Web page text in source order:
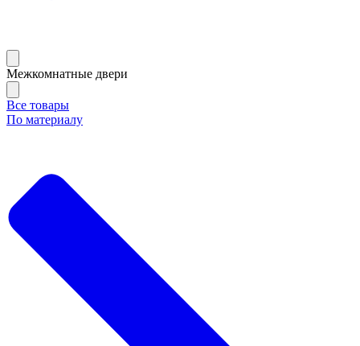
Межкомнатные двери
Все товары
По материалу